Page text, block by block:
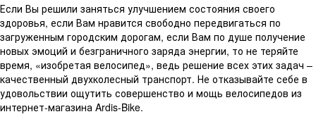
Если Вы решили заняться улучшением состояния своего
здоровья, если Вам нравится свободно передвигаться по
загруженным городским дорогам, если Вам по душе получение
новых эмоций и безграничного заряда энергии, то не теряйте
время, «изобретая велосипед», ведь решение всех этих задач –
качественный двухколесный транспорт. Не отказывайте себе в
удовольствии ощутить совершенство и мощь велосипедов из
интернет-магазина Ardis-Bike.